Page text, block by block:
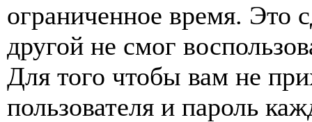
ограниченное время. Это
другой не смог
Для того чтобы вам не
пользователя и пароль